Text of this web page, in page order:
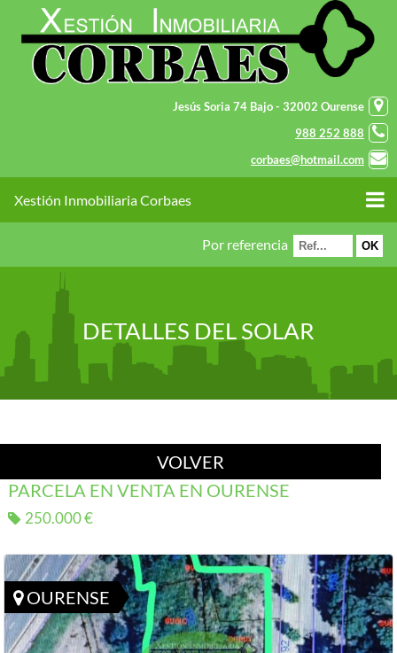
Jesús Soria 74 Bajo - 32002 Ourense
988 252 888
corbaes@hotmail.com
Xestión Inmobiliaria Corbaes
Por referencia
DETALLES DEL SOLAR
VOLVER
PARCELA EN VENTA EN OURENSE
250.000 €
OURENSE